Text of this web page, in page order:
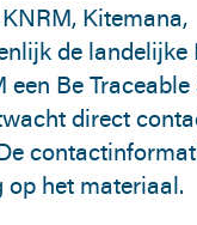
Kitemana,
de landelijke
Be
direct
op het materiaal.